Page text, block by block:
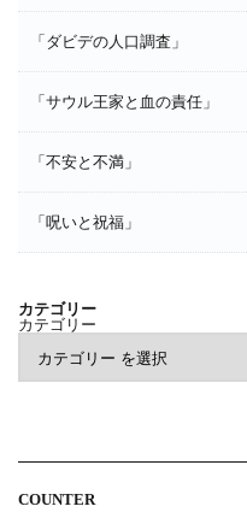
「ダビデの人口調査」
「サウル王家と血の責任」
「不安と不満」
「呪いと祝福」
カテゴリー
カテゴリー
COUNTER